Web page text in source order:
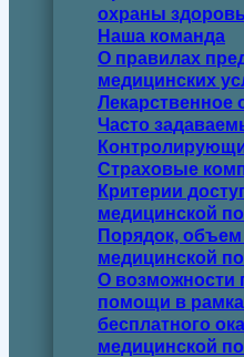
охраны
Наша команда
О правилах
медицинских
Лекарственное
Часто
Страховые
Критерии
медицинской
Порядок, объем
медицинской
О возможности
помощи в
бесплатного
медицинской